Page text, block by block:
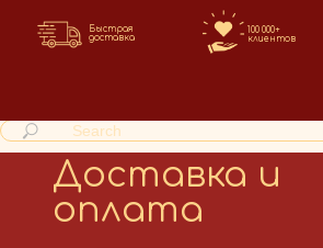
Быстрая
доставка
100 000+
клиентов
Доставка и
оплата